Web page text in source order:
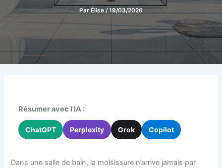
Par Élise / 19/03/2026
Résumer avec l'IA :
ChatGPT Perplexity Grok Copilot
Dans une salle de bain, la moisissure n’arrive jamais par